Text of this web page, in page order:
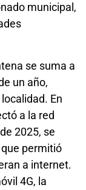
municipal,
se suma a
un año,
En
a la red
2025, se
permitió
a internet.
4G, la